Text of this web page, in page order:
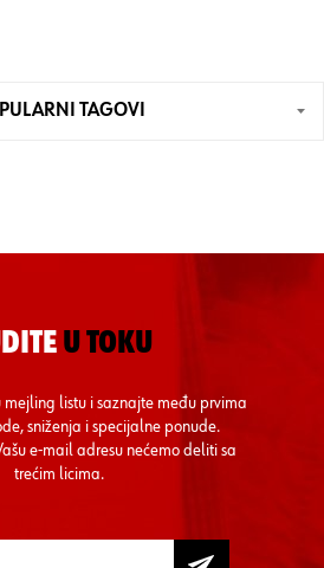
TAGOVI
U TOKU
mejling listu i saznajte među prvima
sniženja i specijalne ponude.
e-mail adresu nećemo deliti sa
trećim licima.